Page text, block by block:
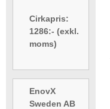
Cirkapris:
1286:- (exkl.
moms)
EnovX
Sweden AB